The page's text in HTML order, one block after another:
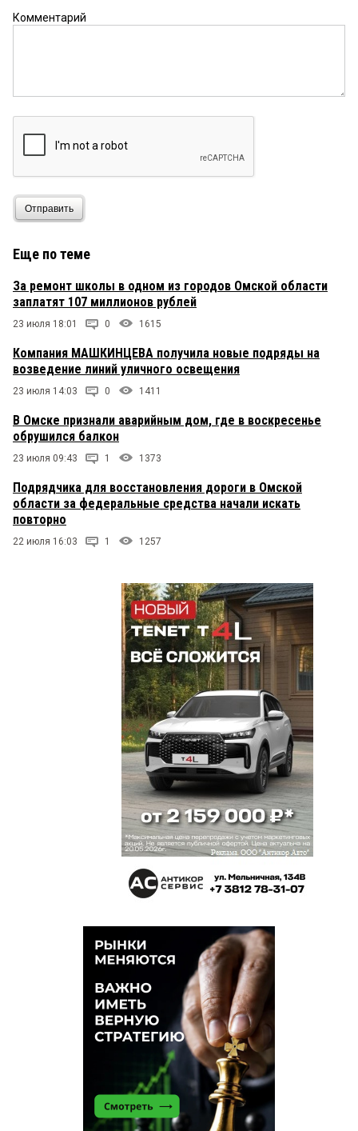
Комментарий
Отправить
Еще по теме
За ремонт школы в одном из городов Омской области
заплатят 107 миллионов рублей
23 июля 18:01 0 1615
Компания МАШКИНЦЕВА получила новые подряды на
возведение линий уличного освещения
23 июля 14:03 0 1411
В Омске признали аварийным дом, где в воскресенье
обрушился балкон
23 июля 09:43 1 1373
Подрядчика для восстановления дороги в Омской
области за федеральные средства начали искать
повторно
22 июля 16:03 1 1257